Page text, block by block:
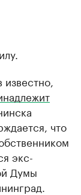
что
экс-
Думы